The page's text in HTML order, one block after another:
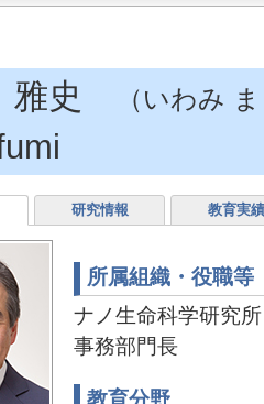
雅史 （いわみ
研究情報 教育実績
所属組織・役職等
ナノ生命科学研究所
事務部門長
教育分野